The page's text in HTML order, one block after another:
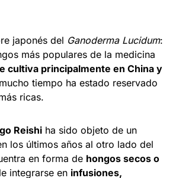
japonés del Ganoderma Lucidum:
más populares de la medicina
cultiva principalmente en China y
tiempo ha estado reservado
ricas.
Reishi ha sido objeto de un
los últimos años al otro lado del
en forma de hongos secos o
integrarse en infusiones,